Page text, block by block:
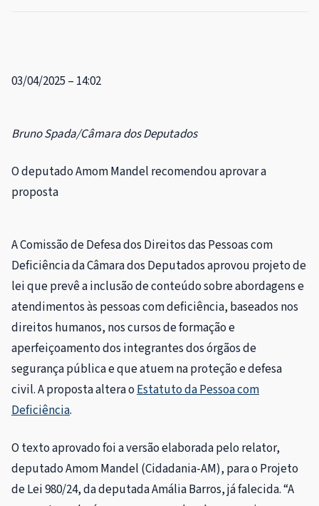
03/04/2025 – 14:02
Bruno Spada/Câmara dos Deputados
O deputado Amom Mandel recomendou aprovar a
proposta
A Comissão de Defesa dos Direitos das Pessoas com
Deficiência da Câmara dos Deputados aprovou projeto de
lei que prevê a inclusão de conteúdo sobre abordagens e
atendimentos às pessoas com deficiência, baseados nos
direitos humanos, nos cursos de formação e
aperfeiçoamento dos integrantes dos órgãos de
segurança pública e que atuem na proteção e defesa
civil. A proposta altera o Estatuto da Pessoa com
Deficiência.
O texto aprovado foi a versão elaborada pelo relator,
deputado Amom Mandel (Cidadania-AM), para o Projeto
de Lei 980/24, da deputada Amália Barros, já falecida. “A